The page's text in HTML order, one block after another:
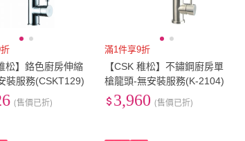
松】鉻色廚房伸縮
裝服務(CSKT129)
(售價已折)
滿1件享9折
【CSK 稚松】不鏽鋼廚房單
槍龍頭-無安裝服務(K-2104)
3,960 (售價已折)